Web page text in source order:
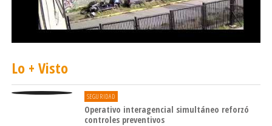
Lo + Visto
SEGURIDAD
Operativo interagencial simultáneo reforzó
controles preventivos